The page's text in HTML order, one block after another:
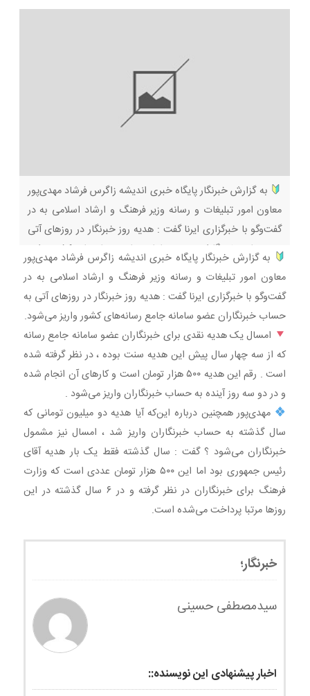
به گزارش خبرنگار پایگاه خبری اندیشه زاگرس فرشاد مهدی‌پور
معاون امور تبلیغات و رسانه وزیر فرهنگ و ارشاد اسلامی به در
گفت‌وگو با خبرگزاری ایرنا گفت : هدیه روز خبرنگار در روزهای آتی
به حساب خبرنگاران عضو سامانه جامع رسانه‌های کشور واریز
می‌شود.
امسال یک هدیه‌ نقدی برای خبرنگاران عضو سامانه
جامع رسانه
به گزارش خبرنگار پایگاه خبری اندیشه زاگرس فرشاد مهدی‌پور
معاون امور تبلیغات و رسانه وزیر فرهنگ و ارشاد اسلامی به در
گفت‌وگو با خبرگزاری ایرنا گفت : هدیه روز خبرنگار در روزهای آتی به
حساب خبرنگاران عضو سامانه جامع رسانه‌های کشور واریز می‌شود.
امسال یک هدیه‌ نقدی برای خبرنگاران عضو سامانه جامع رسانه
که از سه چهار سال پیش این هدیه سنت بوده ، در نظر گرفته شده
است . رقم این هدیه ۵۰۰ هزار تومان است و کارهای آن انجام شده
و در دو سه روز آینده به حساب خبرنگاران واریز می‌شود .
مهدی‌پور همچنین درباره این‌که آیا هدیه دو میلیون تومانی که
سال گذشته به حساب خبرنگاران واریز شد ، امسال نیز مشمول
خبرنگاران می‌شود ؟ گفت : سال گذشته فقط یک بار هدیه آقای
رئیس جمهوری بود اما این ۵۰۰ هزار تومان عددی است که وزارت
فرهنگ برای خبرنگاران در نظر گرفته و در ۶ سال گذشته در این
روزها مرتبا پرداخت می‌شده است.
خبرنگار؛
سیدمصطفی حسینی
اخبار پیشنهادی این نویسنده::